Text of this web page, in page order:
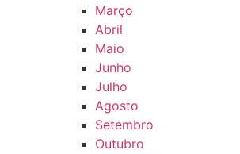
Março
Abril
Maio
Junho
Julho
Agosto
Setembro
Outubro